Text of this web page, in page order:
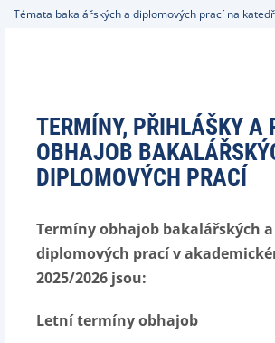
Témata bakalářských a diplomových prací na
TERMÍNY, PŘIHLÁŠKY A
OBHAJOB
DIPLOMOVÝCH PRACÍ
Termíny obhajob bakalářských a
diplomových prací v
2025/2026 jsou:
Letní termíny obhajob